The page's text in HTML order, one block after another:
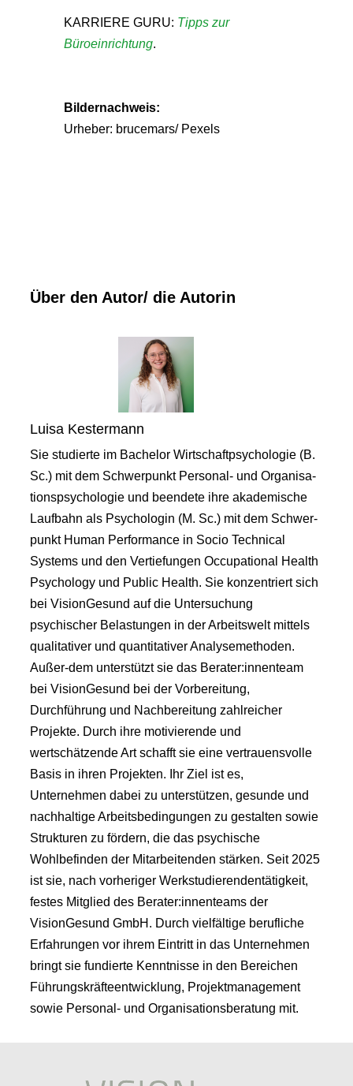
KARRIERE GURU: Tipps zur
Büroeinrichtung.
Bildernachweis:
Urheber: brucemars/ Pexels
Über den Autor/ die Autorin
Luisa Kestermann
Sie studierte im Bachelor Wirtschaftpsychologie (B.
Sc.) mit dem Schwerpunkt Personal- und Organisa-
tionspsychologie und beendete ihre akademische
Laufbahn als Psychologin (M. Sc.) mit dem Schwer-
punkt Human Performance in Socio Technical
Systems und den Vertiefungen Occupational Health
Psychology und Public Health. Sie konzentriert sich
bei VisionGesund auf die Untersuchung
psychischer Belastungen in der Arbeitswelt mittels
qualitativer und quantitativer Analysemethoden.
Außer-dem unterstützt sie das Berater:innenteam
bei VisionGesund bei der Vorbereitung,
Durchführung und Nachbereitung zahlreicher
Projekte. Durch ihre motivierende und
wertschätzende Art schafft sie eine vertrauensvolle
Basis in ihren Projekten. Ihr Ziel ist es,
Unternehmen dabei zu unterstützen, gesunde und
nachhaltige Arbeitsbedingungen zu gestalten sowie
Strukturen zu fördern, die das psychische
Wohlbefinden der Mitarbeitenden stärken. Seit 2025
ist sie, nach vorheriger Werkstudierendentätigkeit,
festes Mitglied des Berater:innenteams der
VisionGesund GmbH. Durch vielfältige berufliche
Erfahrungen vor ihrem Eintritt in das Unternehmen
bringt sie fundierte Kenntnisse in den Bereichen
Führungskräfteentwicklung, Projektmanagement
sowie Personal- und Organisationsberatung mit.